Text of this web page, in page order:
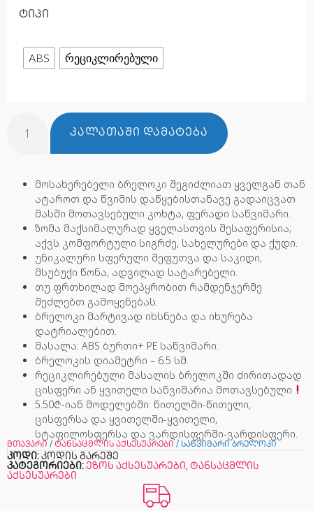
ტიპი
ABS რეციკლირებული
ᲙᲐᲚᲐᲗᲐᲨᲘ ᲓᲐᲛᲐᲢᲔᲑᲐ
მოსახერებელი ბრელოკი შეგიძლიათ ყველგან თან
ატაროთ და წვიმის დაწყებისთანავე გადაიცვათ
მასში მოთავსებული კოხტა, ფერადი საწვიმარი.
ზომა მაქსიმალურად ყველასთვის შესაფერისია;
აქვს კომფორტული სიგრძე, სახელურები და ქუდი.
უნიკალური სფერული შეფუთვა და საკიდი,
მსუბუქი წონა, ადვილად სატარებელი.
თუ ფრთხილად მოეპყრობით რამდენჯერმე
შეძლებთ გამოყენებას.
ბრელოკი მარტივად იხსნება და იხურება
დატრიალებით.
მასალა: ABS ბურთი+ PE საწვიმარი.
ბრელოკის დიამეტრი – 6.5 სმ.
რეციკლირებული მასალის ბრელოკში ძირითადად
ცისფერი ან ყვითელი საწვიმარია მოთავსებული
5.50₾-იან მოდელებში: წითელში-წითელი,
ცისფერსა და ყვითელში-ყვითელი,
სტაფილოსფერსა და ვარდისფერში-ვარდისფერი.
მთავარი / ტანსაცმლის აქსესუარები / საწვიმარი ბრელოკი
კოდი: კოდის გარეშე
კატეგორიები: ეზოს აქსესუარები, ტანსაცმლის
აქსესუარები